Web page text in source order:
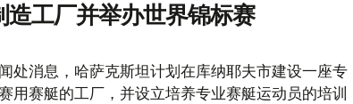
造工厂并举办世界锦标赛
处消息，哈萨克斯坦计划在库纳耶夫市建设一座专
用赛艇的工厂，并设立培养专业赛艇运动员的培训